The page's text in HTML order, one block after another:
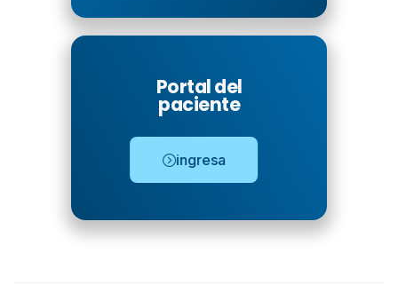
Portal del
paciente
ingresa